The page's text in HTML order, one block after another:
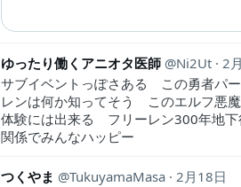
ゆったり働くアニオタ医師 Ni2Ut
2
サブイベントっぽさある この勇者パ
レンは何か知ってそう このエルフ悪
体験には出来る フリーレン300年地
関係でみんなハッピー
つくやま TukuyamaMasa
2月18日